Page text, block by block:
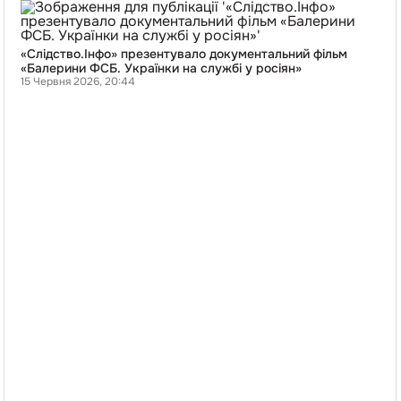
«Слідство.Інфо»
презентувало
документальний
фільм
«Балерини
ФСБ.
Українки
«Слідство.Інфо» презентувало документальний фільм
«Балерини ФСБ. Українки на службі у росіян»
15 Червня 2026, 20:44